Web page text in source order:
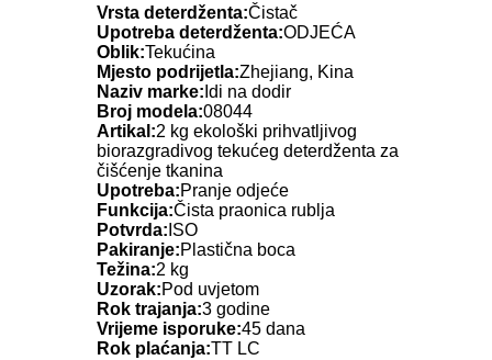
Vrsta deterdženta:Čistač
Upotreba deterdženta:ODJEĆA
Oblik:Tekućina
Mjesto podrijetla:Zhejiang, Kina
Naziv marke: Idi na dodir
Broj modela:08044
Artikal:2 kg ekološki prihvatljivog
biorazgradivog tekućeg deterdženta za
čišćenje tkanina
Upotreba:Pranje odjeće
Funkcija:Čista praonica rublja
Potvrda: ISO
Pakiranje:Plastična boca
Težina:2 kg
Uzorak:Pod uvjetom
Rok trajanja:3 godine
Vrijeme isporuke:45 dana
Rok plaćanja:TT LC